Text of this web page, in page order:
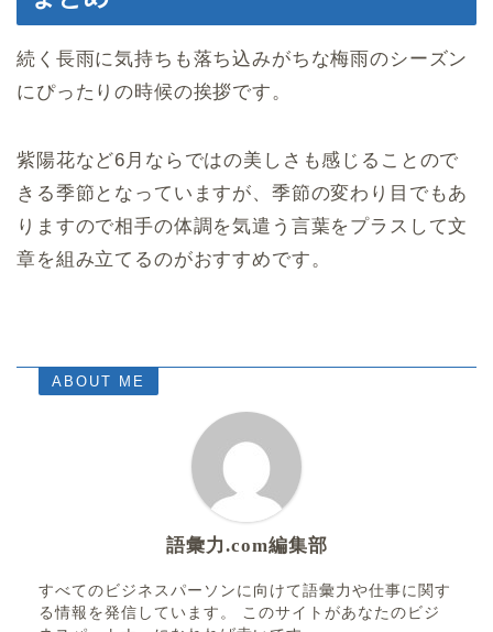
続く長雨に気持ちも落ち込みがちな梅雨のシーズン
にぴったりの時候の挨拶です。
紫陽花など6月ならではの美しさも感じることので
きる季節となっていますが、季節の変わり目でもあ
りますので相手の体調を気遣う言葉をプラスして文
章を組み立てるのがおすすめです。
ABOUT ME
語彙力.com編集部
すべてのビジネスパーソンに向けて語彙力や仕事に関す
る情報を発信しています。 このサイトがあなたのビジ